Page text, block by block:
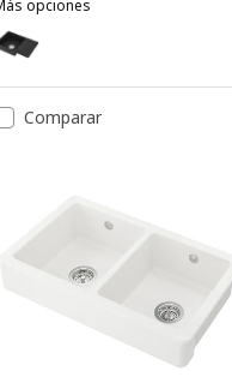
opciones
KILSVIKEN,
Comparar